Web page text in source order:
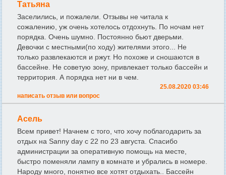
Татьяна
Заселились, и пожалели. Отзывы не читала к
сожалению, уж очень хотелось отдохнуть. По ночам нет
порядка. Очень шумно. Постоянно бьют дверьми.
Девочки с местными(по ходу) жителями этого... Не
только развлекаются и ржут. Но похоже и сношаются в
бассейне. Не советую зону, привлекает только бассейн и
территория. А порядка нет ни в чем.
25.08.2020 03:46
написать отзыв или вопрос
Асель
Всем привет! Начнем с того, что хочу поблагодарить за
отдых на Sanny day с 22 по 23 августа. Спасибо
администрации за оперативную помощь на месте,
быстро поменяли лампу в комнате и убрались в номере.
Народу много, понятно все хотят отдыхать.. Бассейн